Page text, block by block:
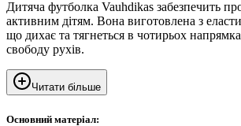
Дитяча футболка Vauhdikas забезпечить
активним дітям. Вона виготовлена з
що дихає та тягнеться в чотирьох
свободу рухів.
Читати більше
Основний матеріал: